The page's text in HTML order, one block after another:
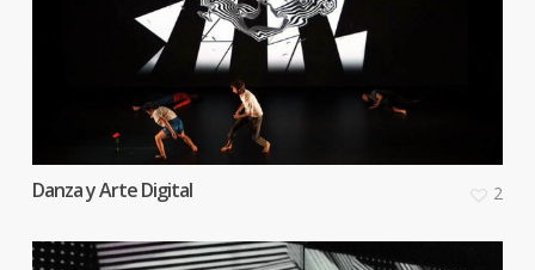
Danza y Arte Digital 2